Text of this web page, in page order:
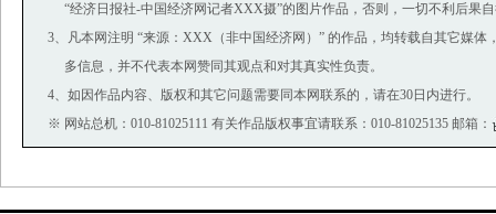
“经济日报社-中国经济网记者XXX摄”的图片作品，否则，一切不利后果
3、凡本网注明 “来源：XXX（非中国经济网）” 的作品，均转载自其它媒体
多信息，并不代表本网赞同其观点和对其真实性负责。
4、如因作品内容、版权和其它问题需要同本网联系的，请在30日内进行。
※ 网站总机：010-81025111 有关作品版权事宜请联系：010-81025135 邮箱：